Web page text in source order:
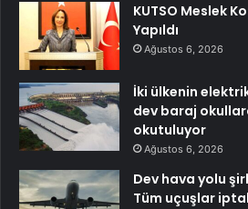
KUTSO Meslek
Yapıldı
Ağustos 6, 2026
İki ülkenin
dev baraj
okutuluyor
Ağustos 6, 2026
Dev hava yolu
Tüm uçuşlar